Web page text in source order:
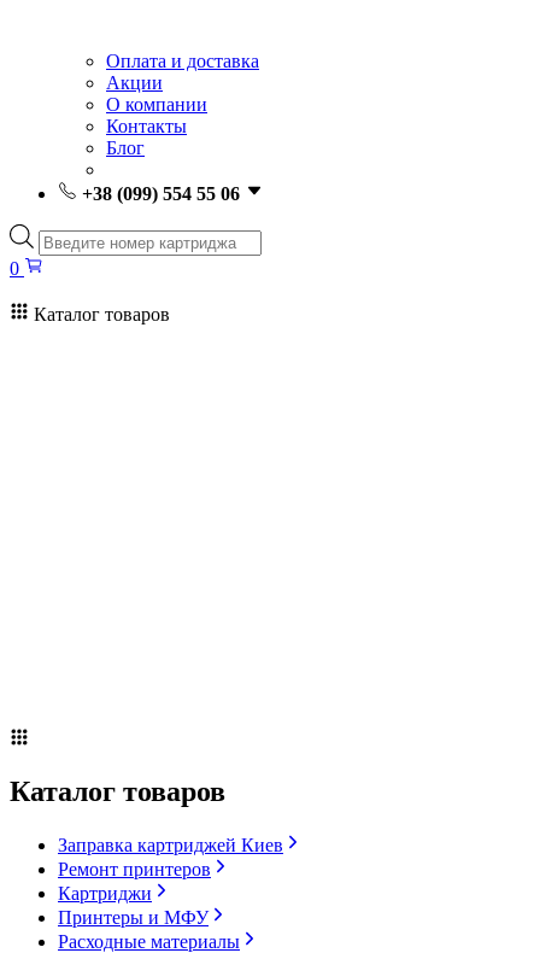
Оплата и доставка
Акции
О компании
Контакты
Блог
+38 (099) 554 55 06
Поиск
товаров
0
Каталог товаров
Каталог товаров
Заправка картриджей Киев
Ремонт принтеров
Картриджи
Принтеры и МФУ
Расходные материалы